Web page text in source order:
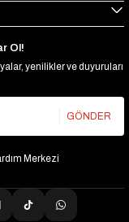
Ol!
yenilikler ve duyuruları
GÖNDER
Merkezi